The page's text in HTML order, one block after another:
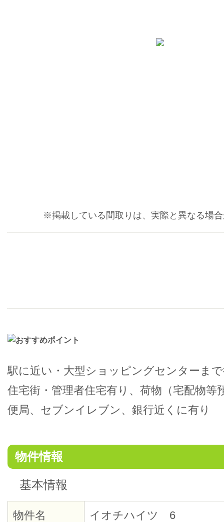
※掲載している間取りは、実際と異なる場
駅に近い・大型ショッピングセンターま
住宅街・管理者住宅有り、荷物（宅配物等
便局、セブンイレブン、銀行近くに有り
物件情報
基本情報
物件名 イオチハイツ 6